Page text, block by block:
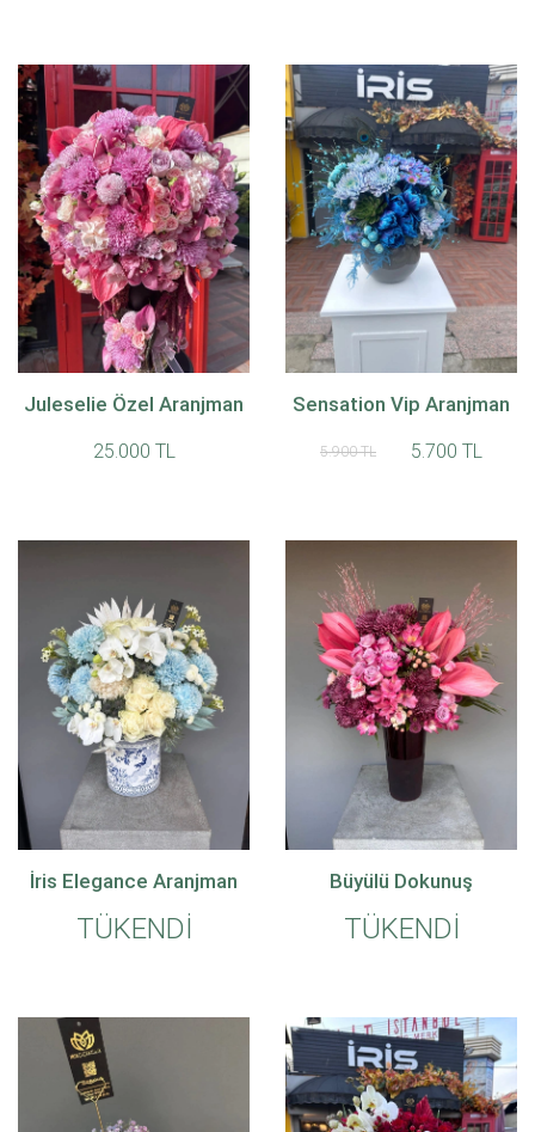
Juleselie Özel Aranjman
25.000 TL
Sensation Vip Aranjman
5.900 TL 5.700 TL
İris Elegance Aranjman
TÜKENDİ
Büyülü Dokunuş
TÜKENDİ